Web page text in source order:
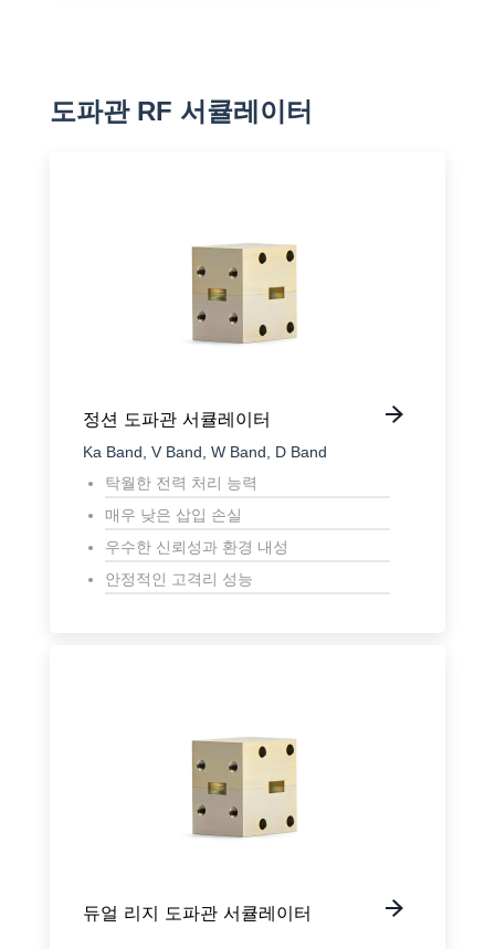
도파관 RF 서큘레이터
정션 도파관 서큘레이터
Ka Band, V Band, W Band, D Band
탁월한 전력 처리 능력
매우 낮은 삽입 손실
우수한 신뢰성과 환경 내성
안정적인 고격리 성능
듀얼 리지 도파관 서큘레이터